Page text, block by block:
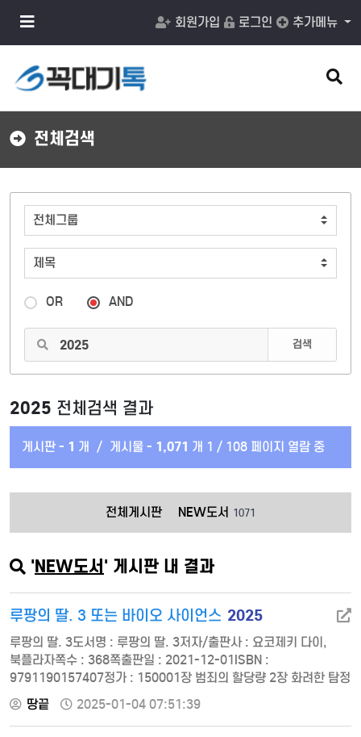
메
튼
회원가입 로그인 추가메뉴
검
색
버
전체검색
OR AND
검색
2025 전체검색 결과
게시판 - 1 개 / 게시물 - 1,071 개 1 / 108 페이지 열람 중
전체게시판 NEW도서 1071
'NEW도서 ' 게시판 내 결과
루팡의 딸. 3 또는 바이오 사이언스 2025
루팡의 딸. 3도서명 : 루팡의 딸. 3저자/출판사 : 요코제키 다이,
북플라자쪽수 : 368쪽출판일 : 2021-12-01ISBN :
9791190157407정가 : 150001장 범죄의 할당량 2장 화려한 탐정
녀석 3장 게임 천재 4장 커다란 사랑의 선율 바이오 사이언스
2025도서명 : 바이오 사이언스 2025저자/출판사 : 요시모리
다모쓰, 이지북쪽수 : 360쪽출판일 : 2021-05-27ISBN :
땅끝 2025-01-04 07:51:39